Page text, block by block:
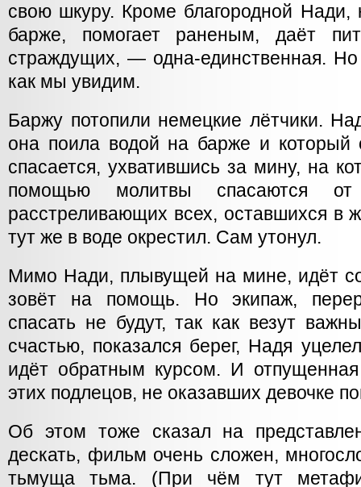
свою шкуру. Кроме благородной Нади,
барже, помогает раненым, даёт
страждущих, — одна-единственная.
как мы увидим.
Баржу потопили немецкие лётчики.
она поила водой на барже и который
спасается, ухватившись за мину, на
помощью молитвы спасаются от
расстреливающих всех, оставшихся
тут же в воде окрестил. Сам утонул.
Мимо Нади, плывущей на мине, идёт
зовёт на помощь. Но экипаж,
спасать не будут, так как везут
счастью, показался берег, Надя
идёт обратным курсом. И
этих подлецов, не оказавших девочке
Об этом тоже сказал на
дескать, фильм очень сложен,
тьмуща тьма. (При чём тут